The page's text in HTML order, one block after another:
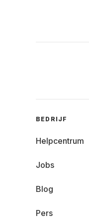
BEDRIJF
Helpcentrum
Jobs
Blog
Pers